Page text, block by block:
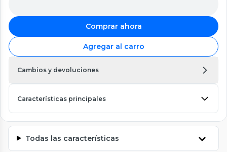
Comprar ahora
Agregar al carro
Cambios y devoluciones
Características principales
Todas las características